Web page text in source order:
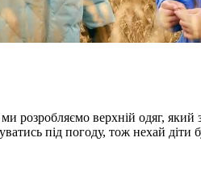
розробляємо верхній одяг, який
під погоду, тож нехай діти